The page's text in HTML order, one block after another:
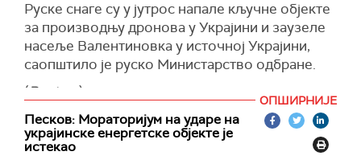
у сапштењу на Телеграмканалу.
(Танјуг)
Руске снаге су у јутрос напале кључне објекте
за производњу дронова у Украјини и заузеле
насеље Валентиновка у источној Украјини,
саопштило је руско Министарство одбране.
(Reuters )
ОПШИРНИЈЕ
Песков: Мораторијум на ударе на
украјинске енергетске објекте је
истекао